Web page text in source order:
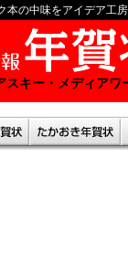
本の中味をアイデア工
スキー・メディアワ